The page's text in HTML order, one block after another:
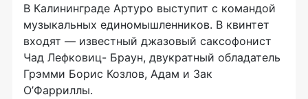
В Калининграде Артуро выступит с командой
музыкальных единомышленников. В квинтет
входят — известный джазовый саксофонист
Чад Лефковиц- Браун, двукратный обладатель
Грэмми Борис Козлов, Адам и Зак
О’Фарриллы.